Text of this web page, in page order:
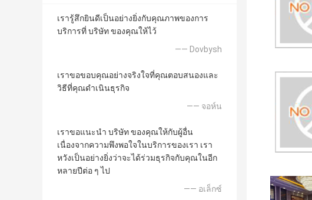
เรารู้สึกยินดีเป็นอย่างยิ่งกับคุณภาพของการ
บริการที่ บริษัท ของคุณให้ไว้
—— Dovbysh
เราขอขอบคุณอย่างจริงใจที่คุณตอบสนองและ
วิธีที่คุณดำเนินธุรกิจ
—— จอห์น
เราขอแนะนำ บริษัท ของคุณให้กับผู้อื่น
เนื่องจากความพึงพอใจในบริการของเรา เรา
หวังเป็นอย่างยิ่งว่าจะได้ร่วมธุรกิจกับคุณในอีก
หลายปีต่อ ๆ ไป
—— อเล็กซ์